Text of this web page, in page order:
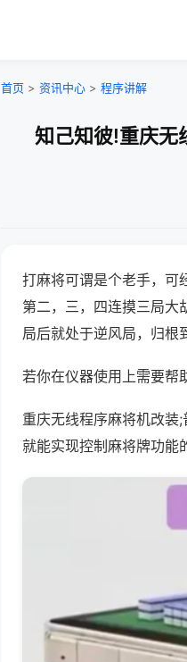
首页 > 资讯中心 > 程序讲解
知己知彼!重庆无
打麻将可谓是个老手，可
第二，三，四连摸三局大
局后就处于逆风局，归根
若你在仪器使用上需要帮
重庆无线程序麻将机改装
就能实现控制麻将牌功能